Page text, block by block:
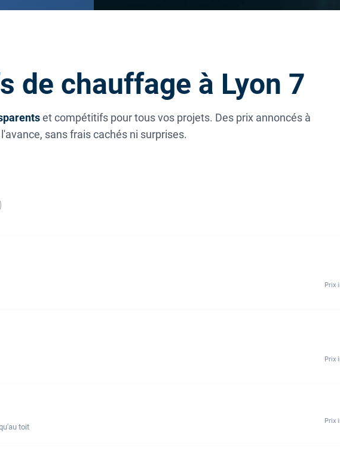
de chauffage à Lyon 7
et compétitifs pour tous vos projets. Des prix annoncés à
l'avance, sans frais cachés ni surprises.
Prix
Prix
toit
Prix